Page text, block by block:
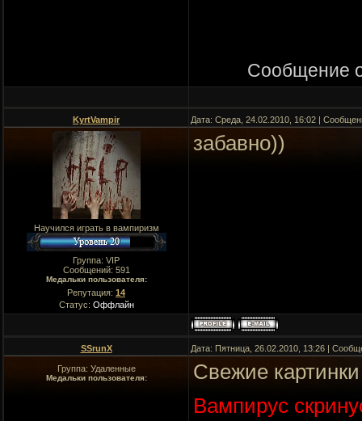
Сообщение
KyrtVampir Дата: Среда, 24.02.2010, 16:02 |
Научился играть в вампиризм
Группа: VIP
Сообщений: 591
Медальки пользователя:
Репутация: 14
Статус: Оффлайн
забавно))
SSrunX Дата: Пятница, 26.02.2010, 13:26 |
Группа: Удаленные
Медальки пользователя:
Свежие
Вампирус